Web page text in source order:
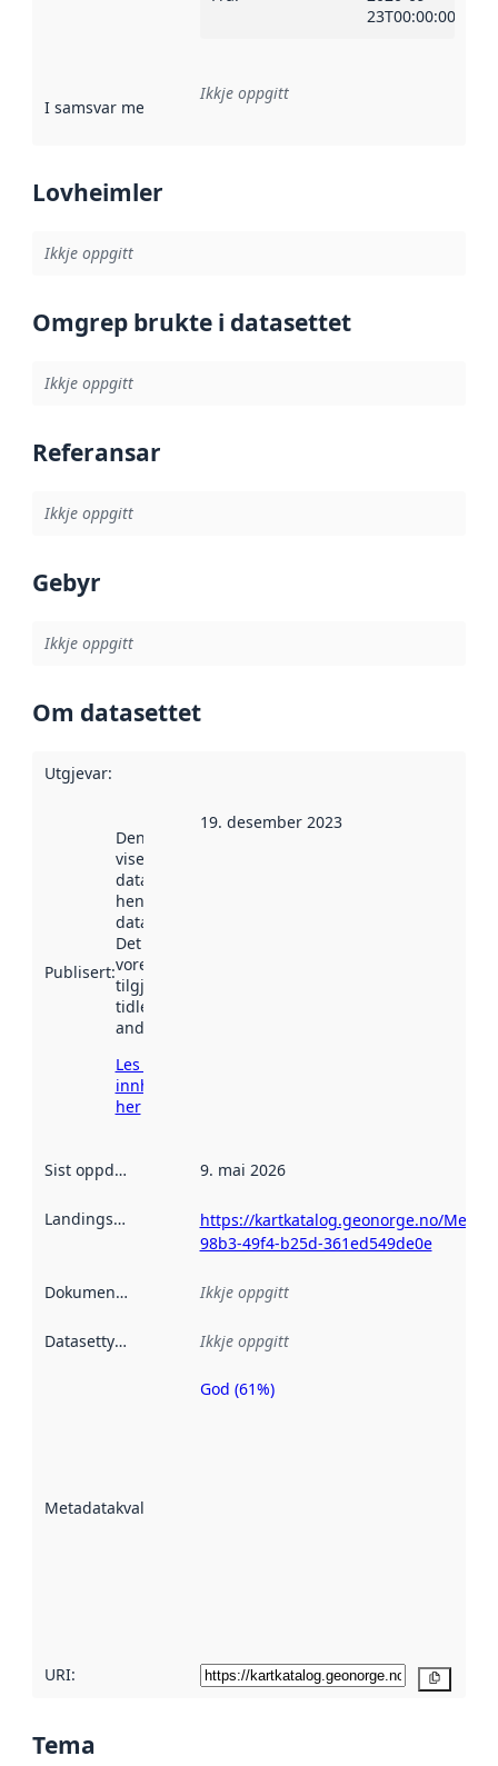
23T00:00:00Z
I samsvar med Referanse til ei implementeringsregel eller
Ikkje oppgitt
Lovheimler
Ikkje oppgitt
Omgrep brukte i datasettet
Ikkje oppgitt
Referansar
Ikkje oppgitt
Gebyr
Ikkje oppgitt
Om datasettet
Utgjevar:
Publisert:
Denne datoen
viser når
datasettet vart
henta inn av
data.norge.no.
Det kan ha
vore
tilgjengeleg
tidlegare
andre stader.
Les meir om
innhenting
her
19. desember 2023
Sist oppdatert 9. mai 2026
Landingsside
https://kartkatalog.geonorge.no/
98b3-49f4-b25d-361ed549de0e
Dokumentasjon Ikkje oppgitt
Datasettype Ikkje oppgitt
Metadatakvalitet
Metadatakvalitet
God (61%)
URI:
Tema